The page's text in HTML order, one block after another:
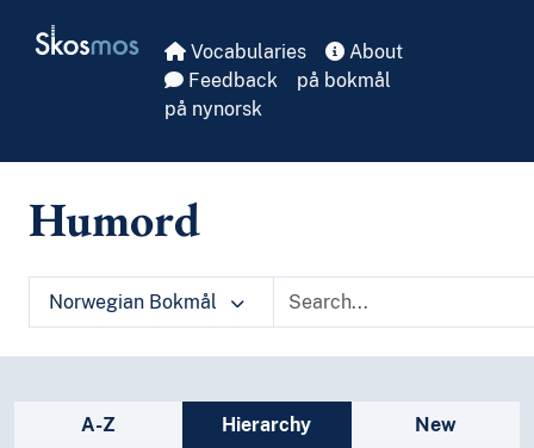
Skosmos Vocabularies
About
Feedback
på bokmål
på nynorsk
Humord
Norwegian Bokmål
Sidebar listing: list and traverse
A-Z Hierarchy New
Lingvistikk
Litteratur
Navn, personer og skikkelser
Næringsliv og økonomi
Realfag
Religionsvitenskap
Samfunnsvitenskap
Bygdeforskning
Kjønnsforskning